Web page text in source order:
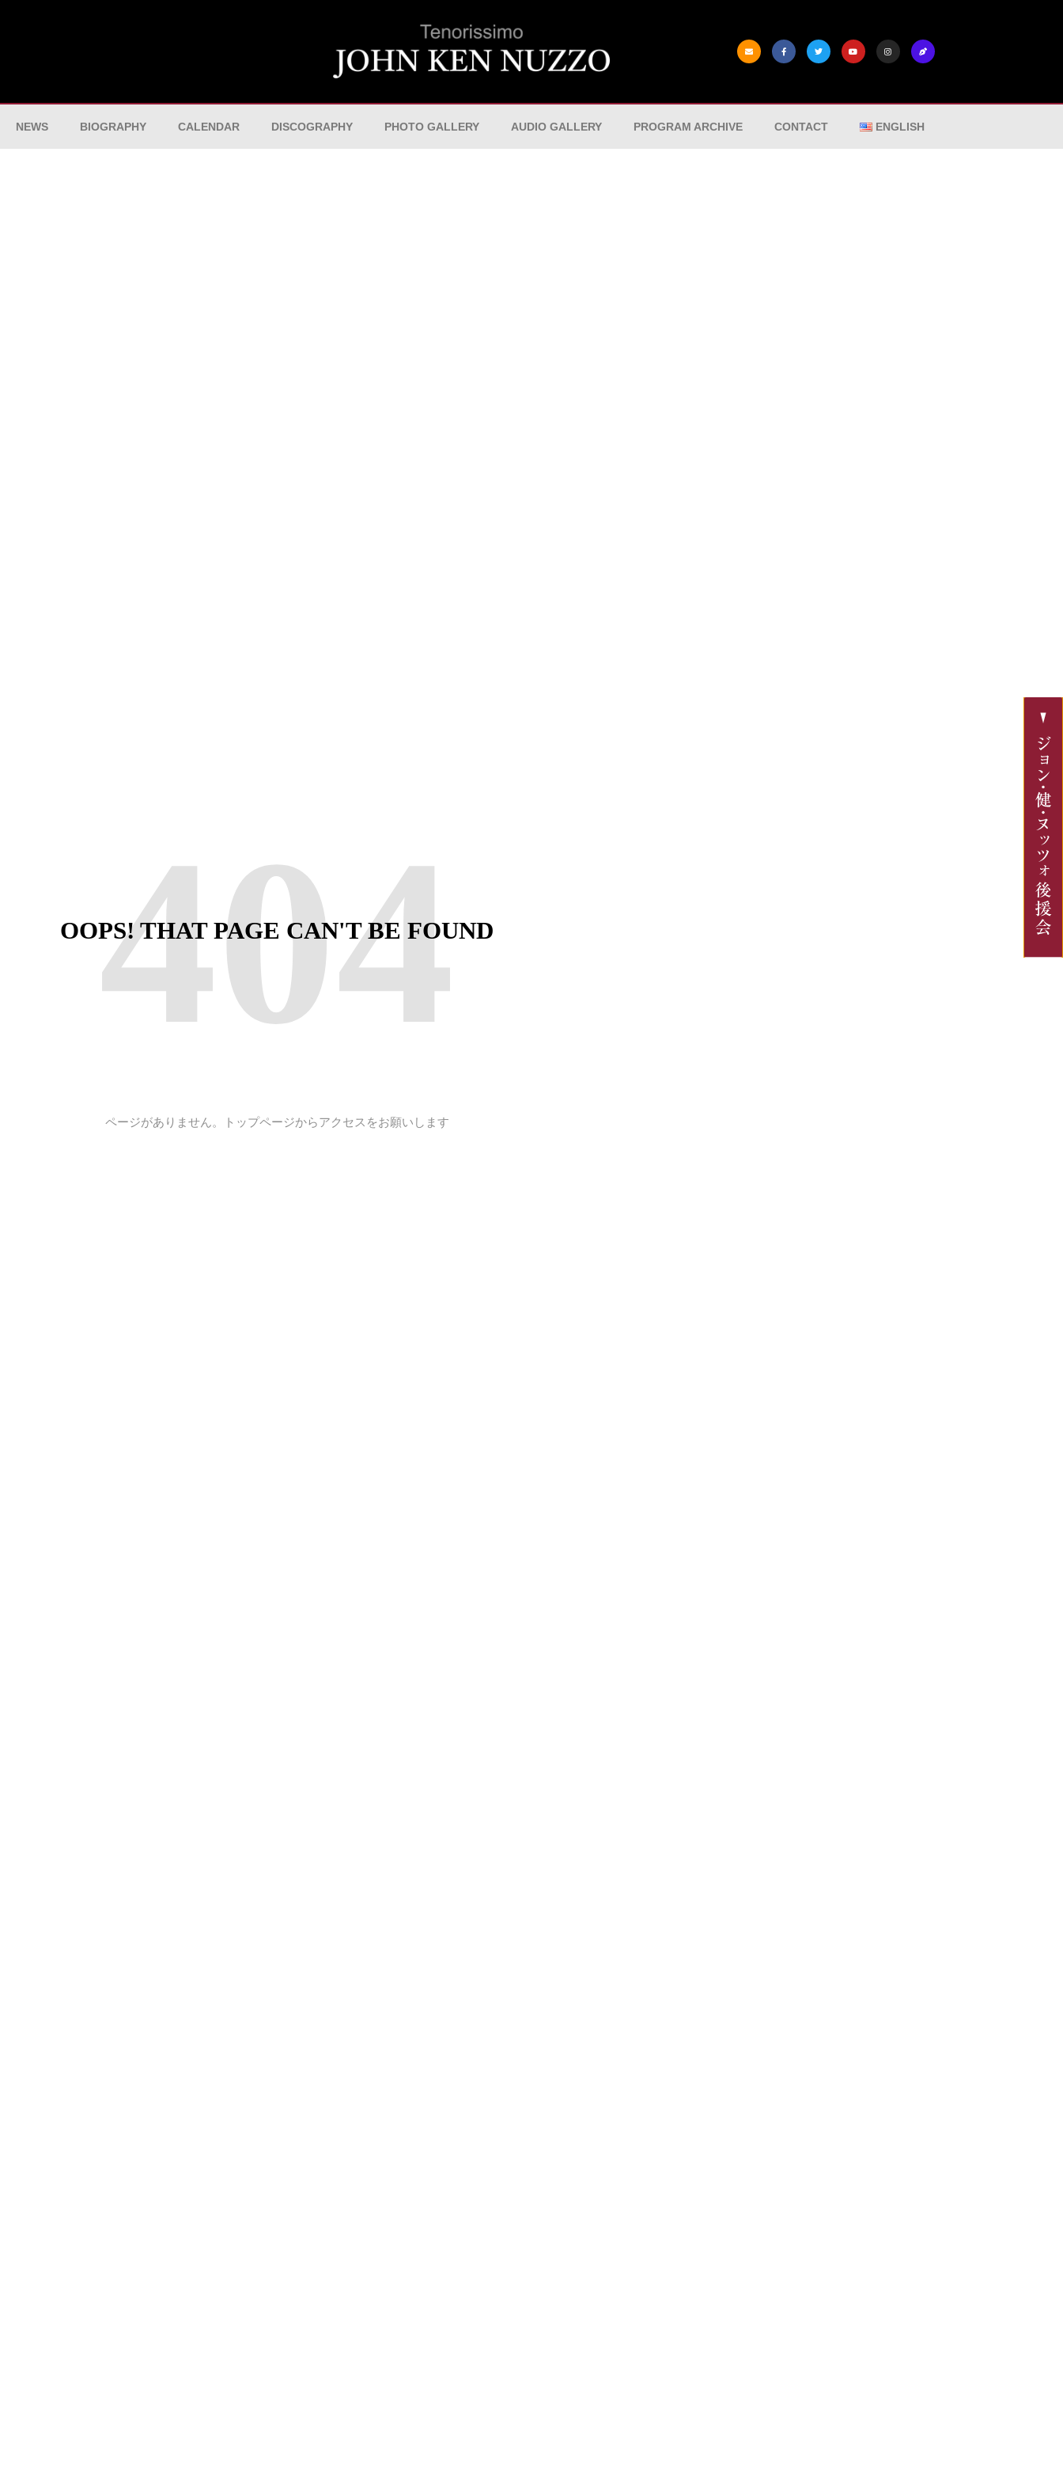
NEWS BIOGRAPHY CALENDAR DISCOGRAPHY PHOTO GALLERY AUDIO GALLERY PROGRAM ARCHIVE CONTACT ENGLISH
404
OOPS! THAT PAGE CAN'T BE FOUND
ページがありません。トップページからアクセスをお願いします